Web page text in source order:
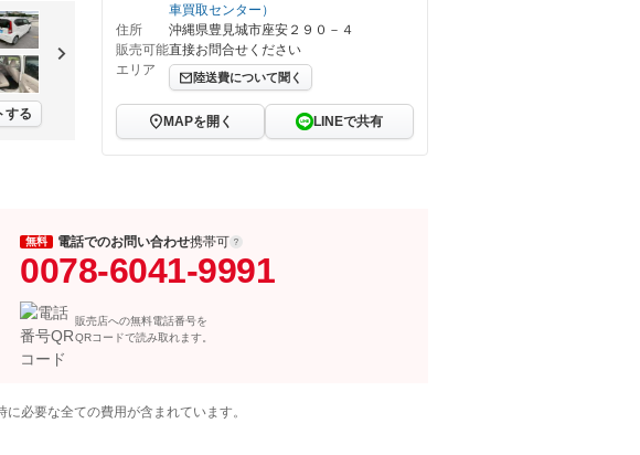
する
車買取センター）
住所
沖縄県豊見城市座安２９０－４
販売可能
エリア
直接お問合せください
陸送費について聞く
MAPを開く LINEで共有
無料 電話でのお問い合わせ携帯可
0078-6041-9991
販売店への無料電話番号を
QRコードで読み取れます。
必要な全ての費用が含まれています。